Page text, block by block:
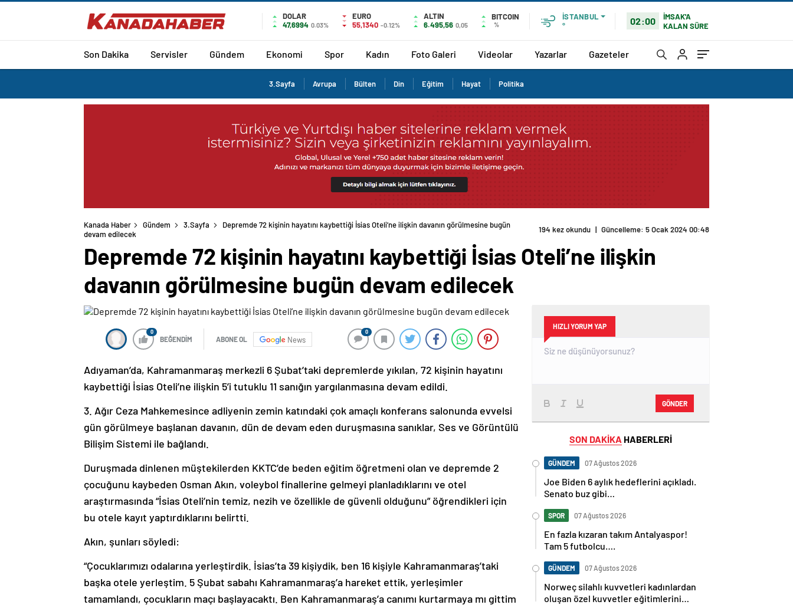
DOLAR
47,6994 0.03%
EURO
55,1340 -0.12%
ALTIN
6.495,56 0,05
BITCOIN
%
İSTANBUL
°
02:00
İMSAK'A
KALAN SÜRE
Son Dakika Servisler Gündem Ekonomi Spor Kadın Foto Galeri Videolar Yazarlar Gazeteler
3.Sayfa Avrupa Bülten Din Eğitim Hayat Politika
Kanada Haber Gündem 3.Sayfa
Depremde 72 kişinin hayatını kaybettiği İsias Oteli’ne ilişkin davanın görülmesine bugün
devam edilecek
194 kez okundu | Güncelleme: 5 Ocak 2024 00:48
Depremde 72 kişinin hayatını kaybettiği İsias Oteli’ne ilişkin
davanın görülmesine bugün devam edilecek
0
BEĞENDİM ABONE OL News
0
Adıyaman’da, Kahramanmaraş merkezli 6 Şubat’taki depremlerde yıkılan, 72 kişinin hayatını
kaybettiği İsias Oteli’ne ilişkin 5’i tutuklu 11 sanığın yargılanmasına devam edildi.
3. Ağır Ceza Mahkemesince adliyenin zemin katındaki çok amaçlı konferans salonunda evvelsi
gün görülmeye başlanan davanın, dün de devam eden duruşmasına sanıklar, Ses ve Görüntülü
Bilişim Sistemi ile bağlandı.
Duruşmada dinlenen müştekilerden KKTC’de beden eğitim öğretmeni olan ve depremde 2
çocuğunu kaybeden Osman Akın, voleybol finallerine gelmeyi planladıklarını ve otel
araştırmasında “İsias Oteli’nin temiz, nezih ve özellikle de güvenli olduğunu” öğrendikleri için
bu otele kayıt yaptırdıklarını belirtti.
Akın, şunları söyledi:
“Çocuklarımızı odalarına yerleştirdik. İsias’ta 39 kişiydik, ben 16 kişiyle Kahramanmaraş’taki
başka otele yerleştim. 5 Şubat sabahı Kahramanmaraş’a hareket ettik, yerleşimler
tamamlandı, çocukların maçı başlayacaktı. Ben Kahramanmaraş’a canımı kurtarmaya mı gittim
HIZLI YORUM YAP
GÖNDER
SON DAKİKA HABERLERİ
GÜNDEM 07 Ağustos 2026
Joe Biden 6 aylık hedeflerini açıkladı.
Senato buz gibi…
SPOR 07 Ağustos 2026
En fazla kızaran takım Antalyaspor!
Tam 5 futbolcu….
GÜNDEM 07 Ağustos 2026
Norweç silahlı kuvvetleri kadınlardan
oluşan özel kuvvetler eğitimlerini